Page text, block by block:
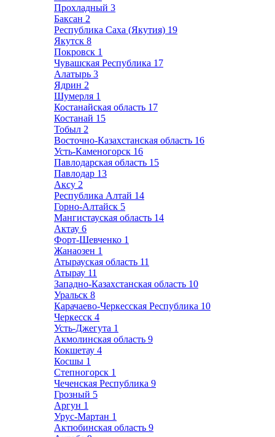
Прохладный 3
Баксан 2
Республика Саха (Якутия) 19
Якутск 8
Покровск 1
Чувашская Республика 17
Алатырь 3
Ядрин 2
Шумерля 1
Костанайская область 17
Костанай 15
Тобыл 2
Восточно-Казахстанская область 16
Усть-Каменогорск 16
Павлодарская область 15
Павлодар 13
Аксу 2
Республика Алтай 14
Горно-Алтайск 5
Мангистауская область 14
Актау 6
Форт-Шевченко 1
Жанаозен 1
Атырауская область 11
Атырау 11
Западно-Казахстанская область 10
Уральск 8
Карачаево-Черкесская Республика 10
Черкесск 4
Усть-Джегута 1
Акмолинская область 9
Кокшетау 4
Косшы 1
Степногорск 1
Чеченская Республика 9
Грозный 5
Аргун 1
Урус-Мартан 1
Актюбинская область 9